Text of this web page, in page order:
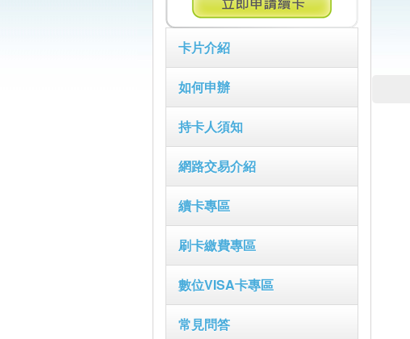
卡片介紹
如何申辦
持卡人須知
網路交易介紹
續卡專區
刷卡繳費專區
數位VISA卡專區
常見問答